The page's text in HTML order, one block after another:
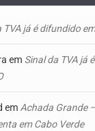
TVA já é difundido
em Sinal da TVA já
em Achada Grande
em Cabo Verde